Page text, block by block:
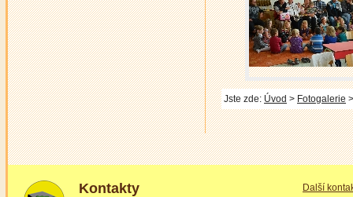
Jste zde: Úvod > Fotogalerie
Kontakty Další